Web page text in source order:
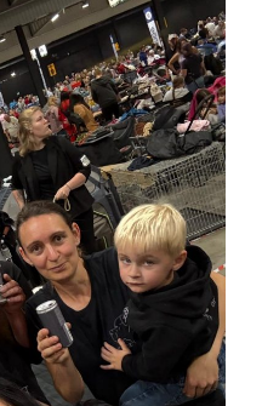
Durchmarsch und Urlaubsgefühle
in Hallbergmoos (D)!
Voller Erfolg in Arnhem (NL)!
Zino Della Dorsale sucht ein
neues Zuhause!
Voller Erfolg in Gerpinnes (B)!!
BIG 2 Platz 3 in Dortmund!